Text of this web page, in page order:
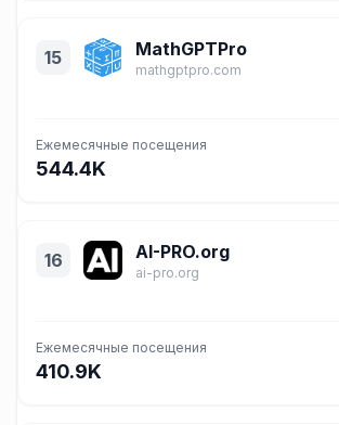
15 MathGPTPro
mathgptpro.com
Ежемесячные посещения
544.4K
16 AI-PRO.org
ai-pro.org
Ежемесячные посещения
410.9K